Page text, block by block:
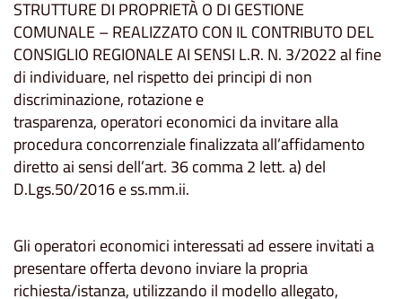
STRUTTURE DI PROPRIETÀ O DI GESTIONE
COMUNALE – REALIZZATO CON IL CONTRIBUTO DEL
CONSIGLIO REGIONALE AI SENSI L.R. N. 3/2022 al fine
di individuare, nel rispetto dei principi di non
discriminazione, rotazione e
trasparenza, operatori economici da invitare alla
procedura concorrenziale finalizzata all’affidamento
diretto ai sensi dell’art. 36 comma 2 lett. a) del
D.Lgs.50/2016 e ss.mm.ii.
Gli operatori economici interessati ad essere invitati a
presentare offerta devono inviare la propria
richiesta/istanza, utilizzando il modello allegato,